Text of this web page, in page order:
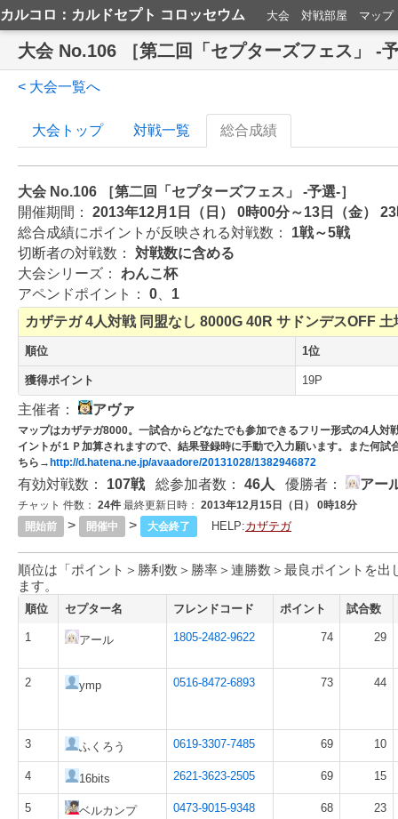
カルコロ：カルドセプト コロッセウム 大会 対戦部屋 マップ
大会 No.106 ［第二回「セプターズフェス」 -
< 大会一覧へ
大会トップ 対戦一覧 総合成績
大会 No.106 ［第二回「セプターズフェス」 -予選-］
開催期間： 2013年12月1日（日） 0時00分～13日（金）
総合成績にポイントが反映される対戦数： 1戦～5戦
切断者の対戦数： 対戦数に含める
大会シリーズ： わんこ杯
アペンドポイント： 0
1
カザテガ 4人対戦 同盟なし 8000G 40R サドンデスOFF 土
順位 1位
獲得ポイント 19P
主催者： アヴァ
マップはカザテガ8000。一試合からどなたでも参加できるフリー形式の4人
イントが１Ｐ加算されますので、結果登録時に手動で入力願います。また何
ちら→ http://d.hatena.ne.jp/avaadore/20131028/1382946872
有効対戦数： 107戦総参加者数： 46人 優勝者： アー
チャット 件数： 24件 最終更新日時： 2013年12月15日（日） 0時18分
開始前
> 開催中 > 大会終了 HELP:カザテガ
順位は「ポイント＞勝利数＞勝率＞連勝数＞最良ポイントを
ます。
順位 セプター名 フレンドコード ポイント 試合数
1 アール 1805-2482-9622 74 29
2 ymp 0516-8472-6893 73 44
3 ふくろう 0619-3307-7485 69 10
4 16bits 2621-3623-2505 69 15
5 ベルカンプ 0473-9015-9348 68 23